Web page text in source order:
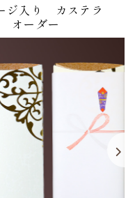
ジ入り カステラ
オーダー